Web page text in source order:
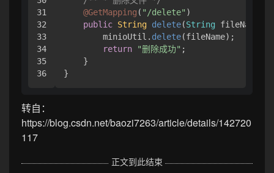
31
32
33
34
35
@GetMapping ( "/delete" )
public String delete(String fileName
        minioUtil.
delete(fileName);
return
"删除成功" ;
    }
}
转自：
https://blog.csdn.net/baozi7263/article/details/142720
117
正文到此结束